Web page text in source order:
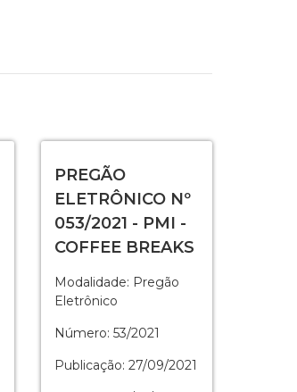
PREGÃO
ELETRÔNICO Nº
053/2021 - PMI -
COFFEE BREAKS
Modalidade: Pregão
Eletrônico
Número: 53/2021
Publicação: 27/09/2021